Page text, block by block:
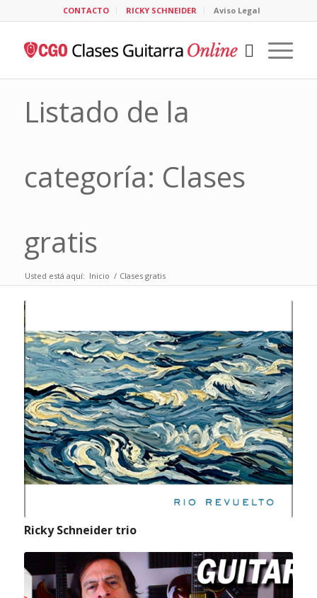
CONTACTO RICKY SCHNEIDER Aviso Legal
Listado de la
categoría: Clases
gratis
Usted está aquí: Inicio / Clases gratis
Ricky Schneider trio